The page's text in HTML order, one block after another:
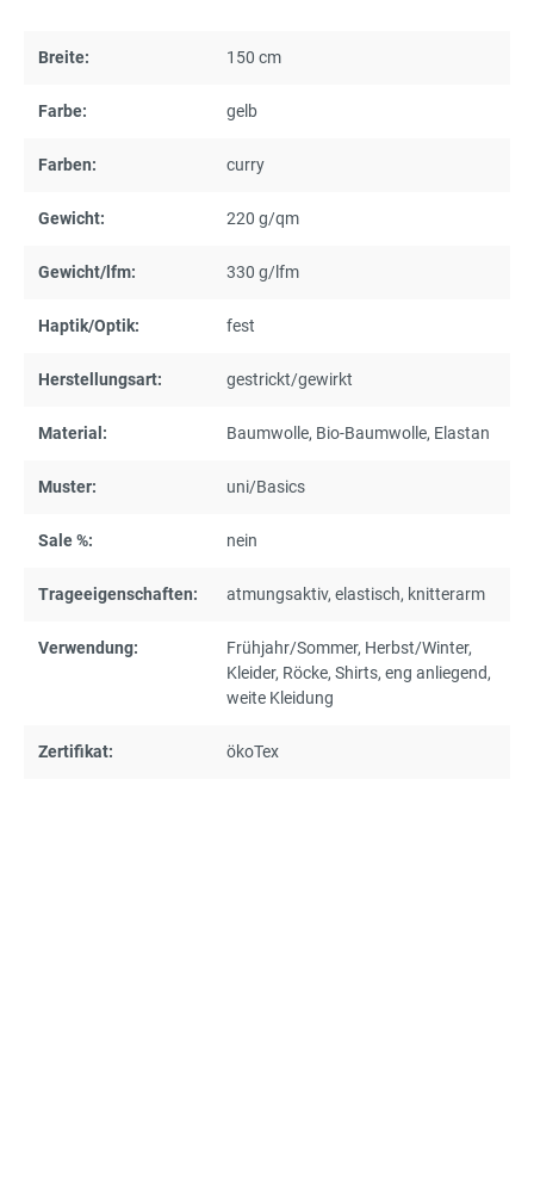
Breite: 150 cm
Farbe: gelb
Farben: curry
Gewicht: 220 g/qm
Gewicht/lfm: 330 g/lfm
Haptik/Optik: fest
Herstellungsart: gestrickt/gewirkt
Material: Baumwolle, Bio-Baumwolle, Elastan
Muster: uni/Basics
Sale %: nein
Trageeigenschaften: atmungsaktiv, elastisch, knitterarm
Verwendung: Frühjahr/Sommer, Herbst/Winter,
Kleider, Röcke, Shirts, eng anliegend,
weite Kleidung
Zertifikat: ökoTex